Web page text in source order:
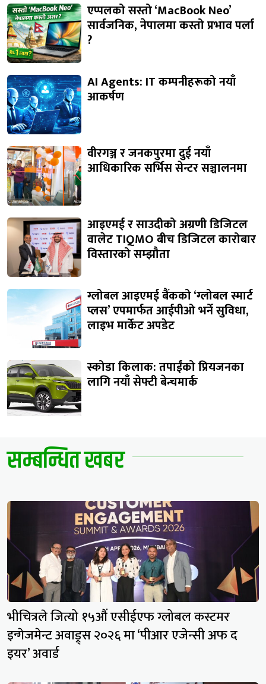
एप्पलको सस्तो ‘MacBook Neo’
सार्वजनिक, नेपालमा कस्तो प्रभाव पर्ला
?
AI Agents: IT कम्पनीहरूको नयाँ
आकर्षण
वीरगञ्ज र जनकपुरमा दुई नयाँ
आधिकारिक सर्भिस सेन्टर सञ्चालनमा
आइएमई र साउदीको अग्रणी डिजिटल
वालेट TIQMO बीच डिजिटल कारोबार
विस्तारको सम्झौता
ग्लोबल आइएमई बैंकको ‘ग्लोबल स्मार्ट
प्लस’ एपमार्फत आईपीओ भर्ने सुविधा,
लाइभ मार्केट अपडेट
स्कोडा किलाक: तपाईंको प्रियजनका
लागि नयाँ सेफ्टी बेन्चमार्क
सम्बन्धित खबर
भीचित्रले जित्यो १५औं एसीईएफ ग्लोबल कस्टमर
इन्गेजमेन्ट अवाड्र्स २०२६ मा ‘पीआर एजेन्सी अफ द
इयर’ अवार्ड